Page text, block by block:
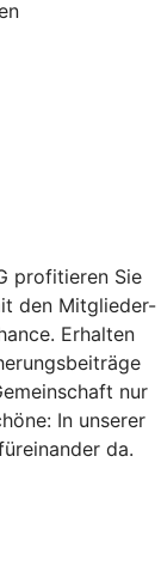
profitieren Sie
den Mitglieder-
Erhalten
nur
In unserer
da.